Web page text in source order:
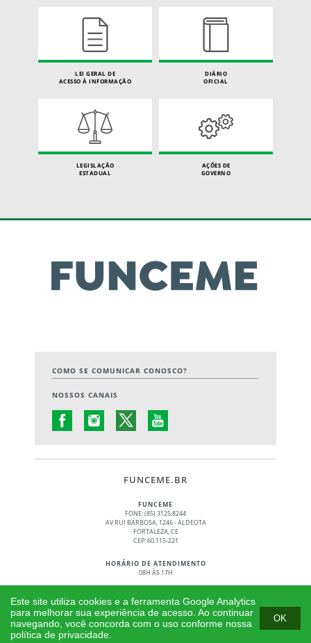
LEI GERAL DE
ACESSO À INFORMAÇÃO
DIÁRIO
OFICIAL
LEGISLAÇÃO
ESTADUAL
AÇÕES DE
GOVERNO
COMO SE COMUNICAR CONOSCO?
NOSSOS CANAIS
FUNCEME.BR
FUNCEME
FONE: (85) 3125.8244
AV RUI BARBOSA, 1246 - ALDEOTA
FORTALEZA, CE
CEP: 60.115-221
HORÁRIO DE ATENDIMENTO
08H ÀS 17H
TODOS OS DIREITOS RESERVADOS
Este site utiliza cookies e a ferramenta Google Analytics
para melhorar sua experiência de acesso. Ao continuar
navegando, você concorda com o uso conforme nossa
política de privacidade.
OK